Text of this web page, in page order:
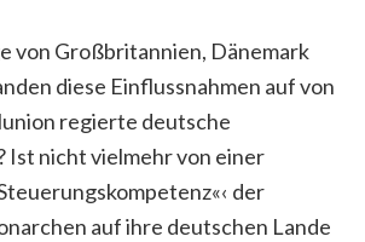
von Großbritannien, Dänemark
diese Einflussnahmen auf von
regierte deutsche
Ist nicht vielmehr von einer
der
auf ihre deutschen Lande